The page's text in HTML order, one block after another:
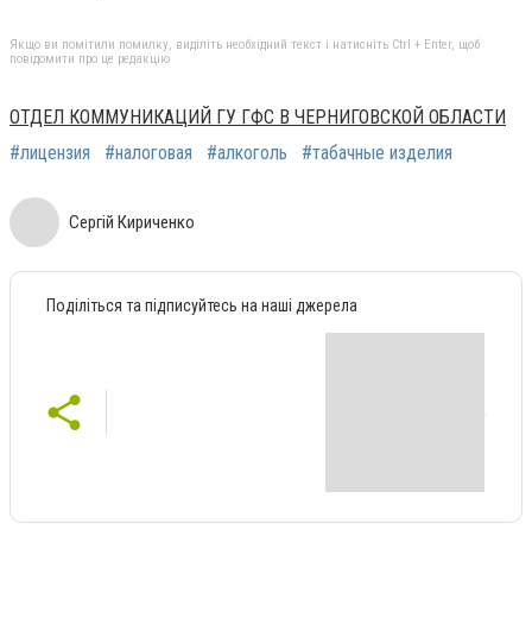
Якщо ви помітили помилку, виділіть необхідний текст і натисніть Ctrl + Enter, щоб
повідомити про це редакцію
ОТДЕЛ КОММУНИКАЦИЙ ГУ ГФС В ЧЕРНИГОВСКОЙ ОБЛАСТИ
#лицензия
#налоговая #алкоголь #табачные изделия
Сергій Кириченко
Поділіться та підписуйтесь на наші джерела